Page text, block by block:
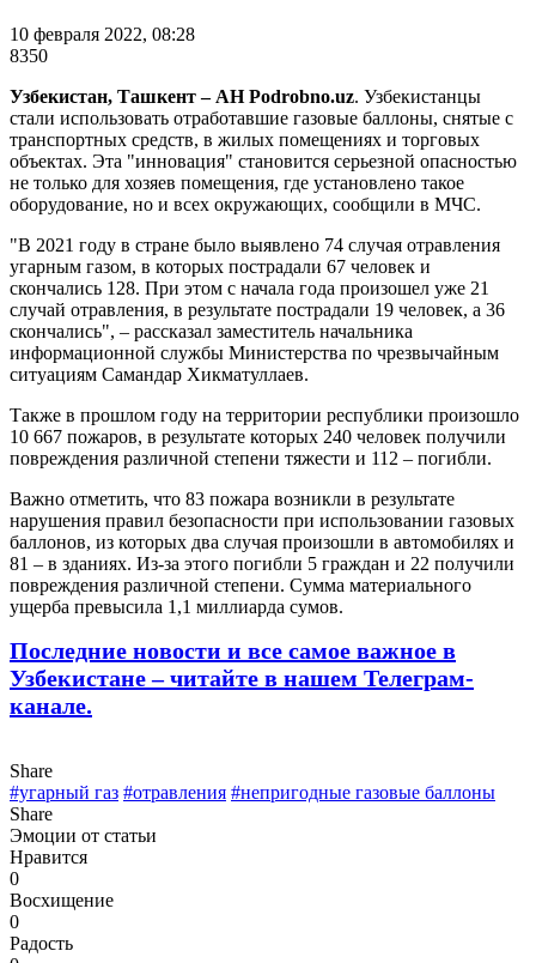
10 февраля 2022, 08:28
8350
Узбекистан, Ташкент – АН Podrobno.uz. Узбекистанцы
стали использовать отработавшие газовые баллоны, снятые с
транспортных средств, в жилых помещениях и торговых
объектах. Эта "инновация" становится серьезной опасностью
не только для хозяев помещения, где установлено такое
оборудование, но и всех окружающих, сообщили в МЧС.
"В 2021 году в стране было выявлено 74 случая отравления
угарным газом, в которых пострадали 67 человек и
скончались 128. При этом с начала года произошел уже 21
случай отравления, в результате пострадали 19 человек, а 36
скончались", – рассказал заместитель начальника
информационной службы Министерства по чрезвычайным
ситуациям Самандар Хикматуллаев.
Также в прошлом году на территории республики произошло
10 667 пожаров, в результате которых 240 человек получили
повреждения различной степени тяжести и 112 – погибли.
Важно отметить, что 83 пожара возникли в результате
нарушения правил безопасности при использовании газовых
баллонов, из которых два случая произошли в автомобилях и
81 – в зданиях. Из-за этого погибли 5 граждан и 22 получили
повреждения различной степени. Сумма материального
ущерба превысила 1,1 миллиарда сумов.
Последние новости и все самое важное в
Узбекистане – читайте в нашем Телеграм-
канале.
Share
#угарный газ #отравления #непригодные газовые баллоны
Share
Эмоции от статьи
Нравится
0
Восхищение
0
Радость